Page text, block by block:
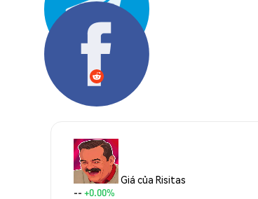
Chia sẻ:
Giá của Risitas
-- +0.00%